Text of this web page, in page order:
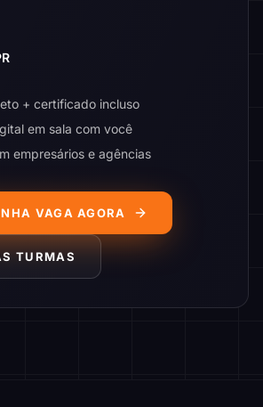
+ certificado incluso
em sala com você
empresários e agências
VAGA AGORA
TURMAS